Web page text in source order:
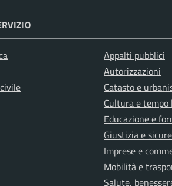
Appalti pubblici
Autorizzazioni
Catasto e
Cultura e tempo
Educazione e
Giustizia e
Imprese e
Mobilità e
Salute,